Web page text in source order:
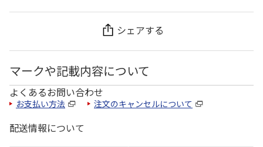
シェアする
マークや記載内容について
よくあるお問い合わせ
お支払い方法 注文のキャンセルについて
配送情報について